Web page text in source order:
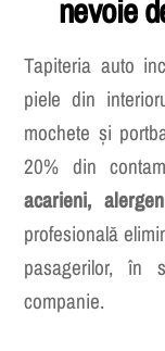
1. Ce
nevoie
Tapiteria auto
piele din
mochete și
20% din
acarieni,
profesională